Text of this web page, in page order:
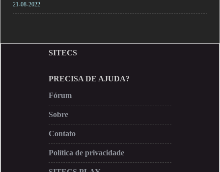
21-08-2022
SITECS
PRECISA DE AJUDA?
Fórum
Sobre
Contato
Política de privacidade